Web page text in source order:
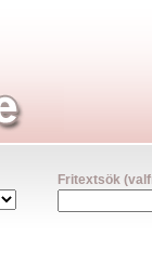
Fritextsök